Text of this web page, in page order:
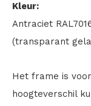
Kleur:
Antraciet
(transparant
Het frame is
hoogteverschil